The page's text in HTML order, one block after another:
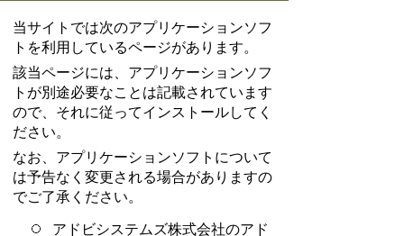
当サイトでは次のアプリケーションソフ
トを利用しているページがあります。
該当ページには、アプリケーションソフ
トが別途必要なことは記載されています
ので、それに従ってインストールしてく
ださい。
なお、アプリケーションソフトについて
は予告なく変更される場合がありますの
でご了承ください。
アドビシステムズ株式会社のアド